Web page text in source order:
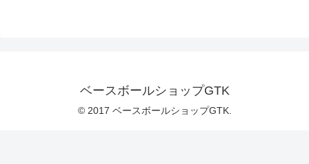
ベースボールショップGTK
© 2017 ベースボールショップGTK.